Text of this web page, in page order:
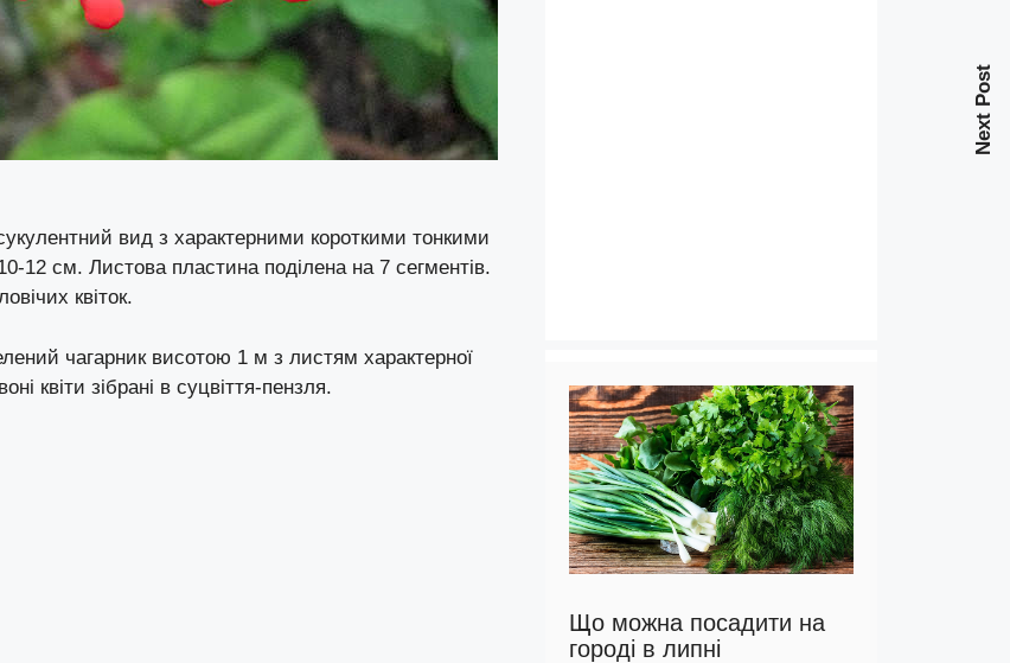
вид з характерними короткими тонкими
12 см. Листова пластина поділена на 7 сегментів.
квіток.
чагарник висотою 1 м з листям характерної
квіти зібрані в суцвіття-пензля.
Next Post
Що можна посадити на
городі в липні